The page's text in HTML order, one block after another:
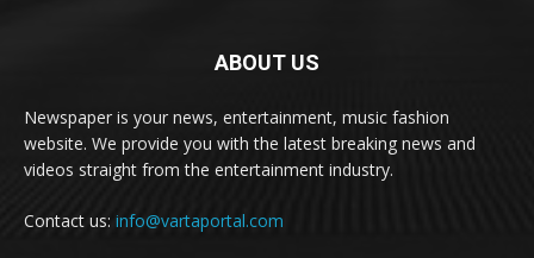
ABOUT US
Newspaper is your news, entertainment, music fashion
website. We provide you with the latest breaking news and
videos straight from the entertainment industry.
Contact us: info@vartaportal.com